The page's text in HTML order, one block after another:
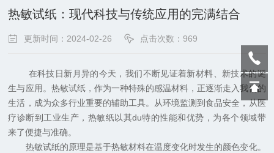
热敏试纸：现代科技与传统应用的完满结合
更新时间：2024-02-26 点击次数：969
在科技日新月异的今天，我们不断见证着新材料、新技术的诞
生与应用。热敏试纸，作为一种特殊的感温材料，正逐渐走入我们的
生活，成为众多行业重要的辅助工具。从环境监测到食品安全，从医
疗诊断到工业生产，热敏纸以其du特的性能和优势，为各个领域带
来了便捷与准确。
热敏试纸的原理是基于热敏材料在温度变化时发生的颜色变化。